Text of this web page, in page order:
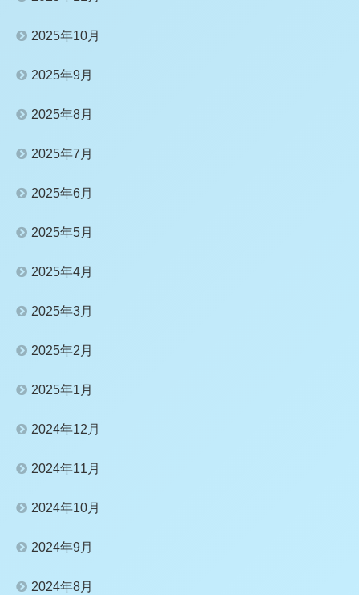
2025年10月
2025年9月
2025年8月
2025年7月
2025年6月
2025年5月
2025年4月
2025年3月
2025年2月
2025年1月
2024年12月
2024年11月
2024年10月
2024年9月
2024年8月